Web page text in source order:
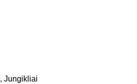
, Jungikliai